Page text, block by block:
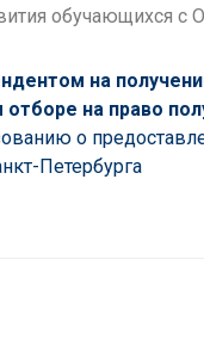
обучающихся с
на
на право
о
Петербурга